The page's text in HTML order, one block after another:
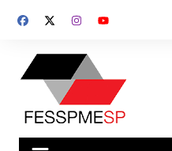
para
conteúdo